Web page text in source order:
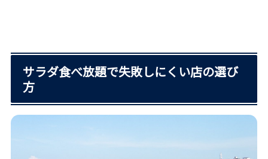
サラダ食べ放題で失敗しにくい店の選び
方